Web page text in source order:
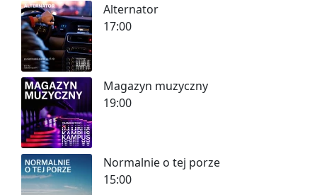
Alternator
17:00
Magazyn muzyczny
19:00
Normalnie o tej porze
15:00